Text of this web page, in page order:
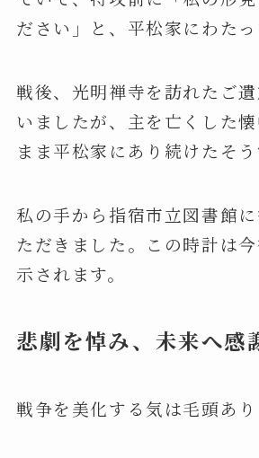
ださい」と、平松家にわたっ
戦後、光明禅寺を訪れたご遺
いましたが、主を亡くした
まま平松家にあり続けたそう
私の手から指宿市立図書館
ただきました。この時計は
示されます。
悲劇を悼み、未来へ感
戦争を美化する気は毛頭あり